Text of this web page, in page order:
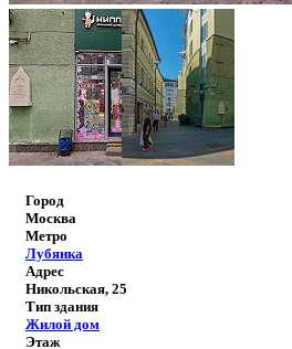
Город
Москва
Метро
Лубянка
Адрес
Никольская, 25
Тип здания
Жилой дом
Этаж